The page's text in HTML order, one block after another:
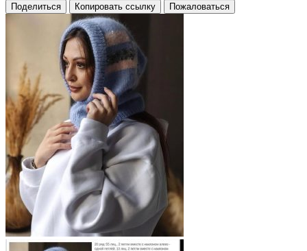
Поделиться Копировать ссылку Пожаловаться